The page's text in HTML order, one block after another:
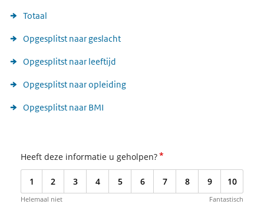
Totaal
Opgesplitst naar geslacht
Opgesplitst naar leeftijd
Opgesplitst naar opleiding
Opgesplitst naar BMI
Heeft deze informatie u geholpen?*
1 2 3 4 5 6 7 8 9 10
Helemaal niet Fantastisch